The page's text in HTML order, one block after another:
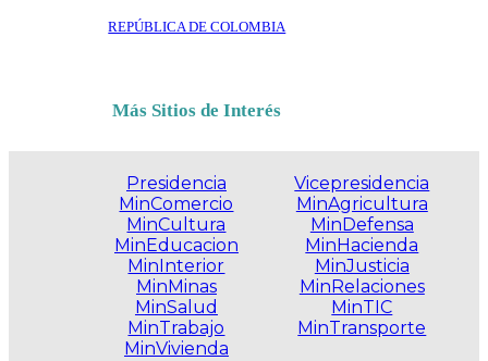
REPÚBLICA DE COLOMBIA
Más Sitios de Interés
Presidencia
MinComercio
MinCultura
MinEducacion
MinInterior
MinMinas
MinSalud
MinTrabajo
MinVivienda
Vicepresidencia
MinAgricultura
MinDefensa
MinHacienda
MinJusticia
MinRelaciones
MinTIC
MinTransporte